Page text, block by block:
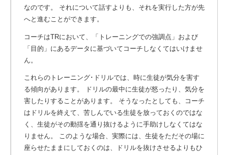
なのです。 それについて話すよりも、それを実行した方が先
へと進むことができます。
コーチはTRにおいて、「トレーニングでの強調点」および
「目的」にあるデータに基づいてコーチしなくてはいけませ
ん。
これらのトレーニング･ドリルでは、時に生徒が気分を害す
る傾向があります。 ドリルの最中に生徒が怒ったり、気分を
害したりすることがあります。 そうなったとしても、コーチ
はドリルを終えて、苦しんでいる生徒を放っておくのではな
く、生徒がその動揺を通り抜けるように手助けしなくてはな
りません。 このような場合、実際には、生徒をただその場に
座らせたままにしておくのは、ドリルを抜けさせるよりもひ